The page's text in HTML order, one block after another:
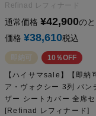
Refinad レフィナード
通常価格 ¥42,900の
価格 ¥38,610税込
即納可 10％OFF
【ハイサマsale】【即納
ア・ヴォクシー 3列 パン
ザー シートカバー 全席セ
[Refinad レフィナード]